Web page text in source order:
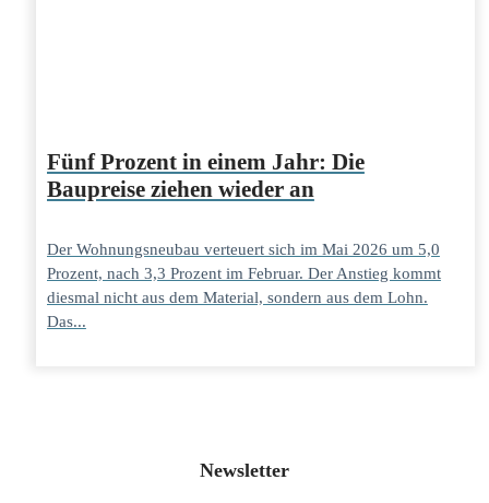
Fünf Prozent in einem Jahr: Die
Baupreise ziehen wieder an
Der Wohnungsneubau verteuert sich im Mai 2026 um 5,0
Prozent, nach 3,3 Prozent im Februar. Der Anstieg kommt
diesmal nicht aus dem Material, sondern aus dem Lohn.
Das...
Newsletter